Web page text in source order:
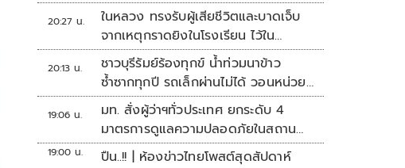
20:27 น.
ในหลวง ทรงรับผู้เสียชีวิตและบาดเจ็บ
จากเหตุกราดยิงในโรงเรียน ไว้ใน
พระบรมราชานุเคราะห์
20:13 น.
ชาวบุรีรัมย์ร้องทุกข์ น้ำท่วมนาข้าว
ซ้ำซากทุกปี รถเล็กผ่านไม่ได้ วอนหน่วย
งานเร่งแก้ไข
19:06 น.
มท. สั่งผู้ว่าฯทั่วประเทศ ยกระดับ 4
มาตรการดูแลความปลอดภัยในสถาน
ศึกษา
19:00 น. ปืน..!! | ห้องข่าวไทยโพสต์สุดสัปดาห์